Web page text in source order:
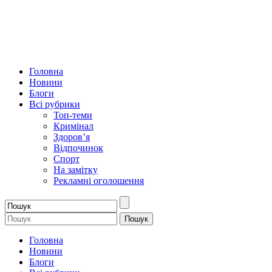
Головна
Новини
Блоги
Всі рубрики
Топ-теми
Кримінал
Здоров’я
Відпочинок
Спорт
На замітку
Рекламні оголошення
Головна
Новини
Блоги